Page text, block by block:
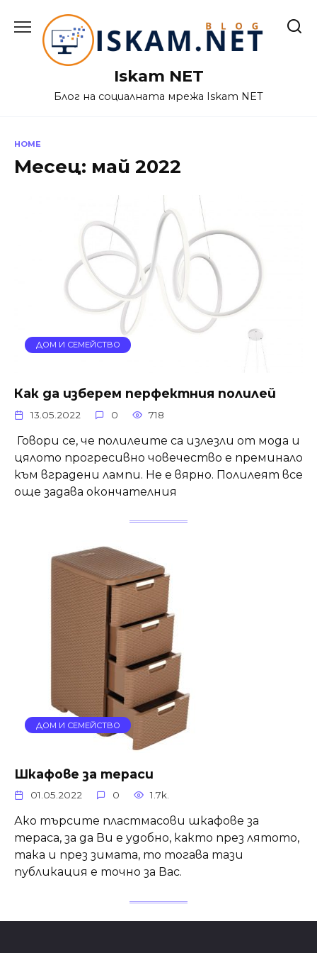
content
Iskam NET
Блог на социалната мрежа Iskam NET
HOME
Месец: май 2022
ДОМ И СЕМЕЙСТВО
Как да изберем перфектния полилей
13.05.2022 0 718
Говори се, че полилеите са излезли от мода и
цялото прогресивно човечество е преминало
към вградени лампи. Не е вярно. Полилеят все
още задава окончателния
ДОМ И СЕМЕЙСТВО
Шкафове за тераси
01.05.2022 0 1.7k.
Ако търсите пластмасови шкафове за
тераса, за да Ви е удобно, както през лятото,
така и през зимата, то тогава тази
публикация е точно за Вас.